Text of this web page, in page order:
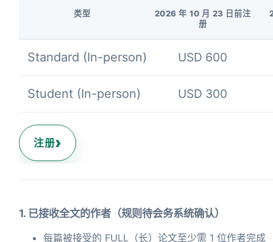
类型
2026 年 10 月 23 日前注
册
Standard (In-person) USD 600
Student (In-person) USD 300
注册›
1. 已接收全文的作者（规则待会务系统确认）
每篇被接受的 FULL（长）论文至少需 1 位作者完成